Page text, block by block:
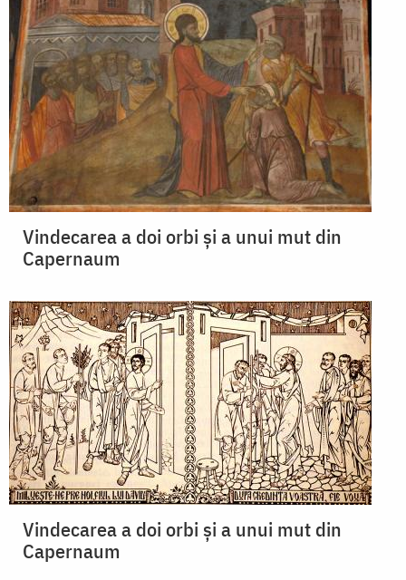
Vindecarea a doi orbi și a unui mut din
Capernaum
Vindecarea a doi orbi şi a unui mut din
Capernaum